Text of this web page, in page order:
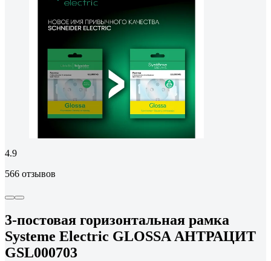
4.9
566 отзывов
3-постовая горизонтальная рамка
Systeme Electric GLOSSA АНТРАЦИТ
GSL000703